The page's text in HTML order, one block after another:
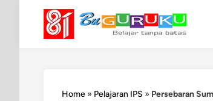
content
Home » Pelajaran IPS » Persebaran